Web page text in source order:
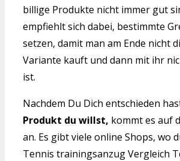
billige Produkte nicht immer gut
empfiehlt sich dabei, bestimmte
setzen, damit man am Ende nicht
Variante kauft und dann mit ihr
ist.
Nachdem Du Dich entschieden
Produkt du willst, kommt es auf
an. Es gibt viele online Shops, wo
Tennis trainingsanzug Vergleich